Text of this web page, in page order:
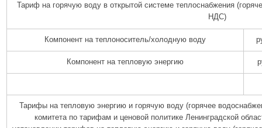
Тариф на горячую воду в открытой системе теплоснабжения
НДС)
Компонент на теплоноситель/холодную воду
Компонент на тепловую энергию
Тарифы на тепловую энергию и горячую воду (горячее
комитета по тарифам и ценовой политике Ленинградской